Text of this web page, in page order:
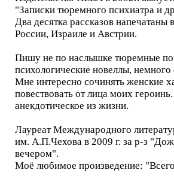
"Записки тюремного психиатра и
Два десятка рассказов напечатаны
России, Израиле и Австрии.
Пишу не по наслышке тюремные
психологические новеллы, немного
Мне интересно сочинять женские
повествовать от лица моих
анекдотическое из жизни.
Лауреат Международного
им. А.П.Чехова в 2009 г. за р-з
вечером".
Моё любимое произведение: